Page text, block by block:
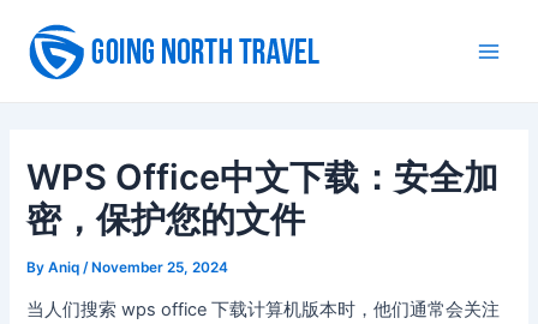
content
WPS Office中文下载：安全加
密，保护您的文件
ByAniq/ November 25, 2024
当人们搜索 wps office 下载计算机版本时，他们通常会关注